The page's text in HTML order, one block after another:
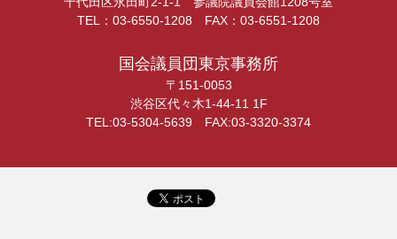
TEL：03-6550-1208 FAX：03-6551-1208
国会議員団東京事務所
〒151-0053
渋谷区代々木1-44-11 1F
TEL:03-5304-5639 FAX:03-3320-3374